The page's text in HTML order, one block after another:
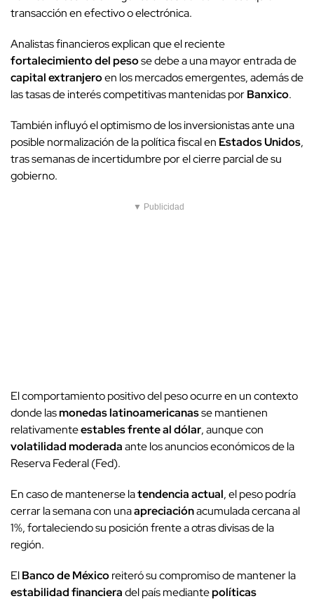
transacción en efectivo o electrónica.
Analistas financieros explican que el reciente
fortalecimiento del pesose debe a una mayor entrada de
capital extranjeroen los mercados emergentes, además de
las tasas de interés competitivas mantenidas porBanxico.
También influyó el optimismo de los inversionistas ante una
posible normalización de la política fiscal en Estados Unidos,
tras semanas de incertidumbre por el cierre parcial de su
gobierno.
▼ Publicidad
El comportamiento positivo del peso ocurre en un contexto
donde lasmonedas latinoamericanasse mantienen
relativamenteestables frente al dólar, aunque con
volatilidad moderadaante los anuncios económicos de la
Reserva Federal (Fed).
En caso de mantenerse latendencia actual, el peso podría
cerrar la semana con unaapreciaciónacumulada cercana al
1%, fortaleciendo su posición frente a otras divisas de la
región.
ElBanco de Méxicoreiteró su compromiso de mantener la
estabilidad financieradel país mediantepolíticas